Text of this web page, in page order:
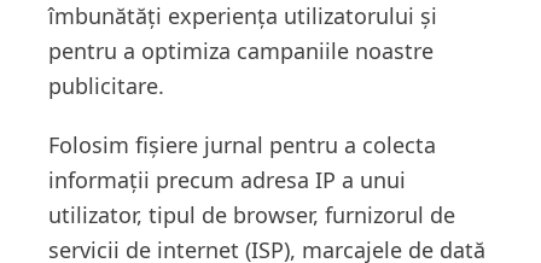
îmbunătăți experiența utilizatorului și
pentru a optimiza campaniile noastre
publicitare.
Folosim fișiere jurnal pentru a colecta
informații precum adresa IP a unui
utilizator, tipul de browser, furnizorul de
servicii de internet (ISP), marcajele de dată